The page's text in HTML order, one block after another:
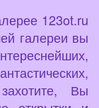
123ot.ru
галереи вы
Вы